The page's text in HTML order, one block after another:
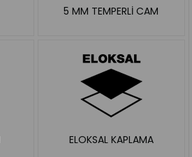
5 MM TEMPERLİ CAM
ELOKSAL KAPLAMA